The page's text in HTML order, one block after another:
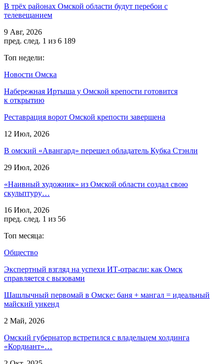
В трёх районах Омской области будут перебои с
телевещанием
9 Авг, 2026
пред. след. 1 из 6 189
Топ недели:
Новости Омска
Набережная Иртыша у Омской крепости готовится
к открытию
Реставрация ворот Омской крепости завершена
12 Июл, 2026
В омский «Авангард» перешел обладатель Кубка Стэнли
29 Июл, 2026
«Наивный художник» из Омской области создал свою
скульптуру…
16 Июл, 2026
пред. след. 1 из 56
Топ месяца:
Общество
Экспертный взгляд на успехи ИТ-отрасли: как Омск
справляется с вызовами
Шашлычный первомай в Омске: баня + мангал = идеальный
майский уикенд
2 Май, 2026
Омский губернатор встретился с владельцем холдинга
«Кордиант»…